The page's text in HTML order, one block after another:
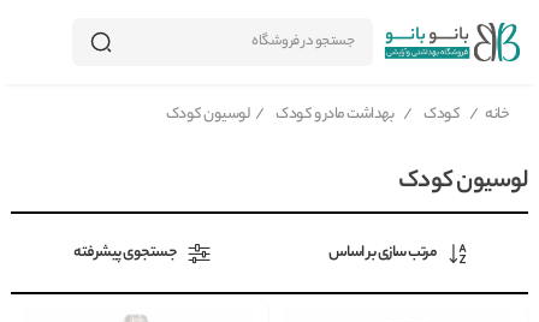
جستجو در فروشگاه
خانه / کودک / بهداشت مادر و کودک / لوسیون کودک
لوسیون کودک
مرتب سازی بر اساس جستجوی پیشرفته